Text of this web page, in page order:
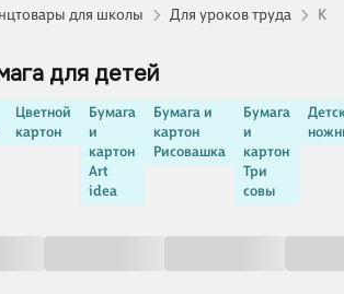
для школы Для уроков труда
для детей
Цветной
картон
Бумага
и
картон
Art
idea
Бумага и
картон
Рисовашка
Бумага
и
картон
Три
совы